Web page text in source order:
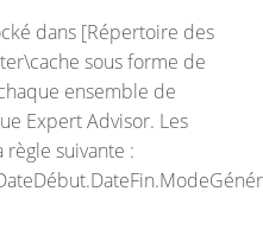
dans [Répertoire des
sous forme de
ensemble de
Expert Advisor. Les
suivante :